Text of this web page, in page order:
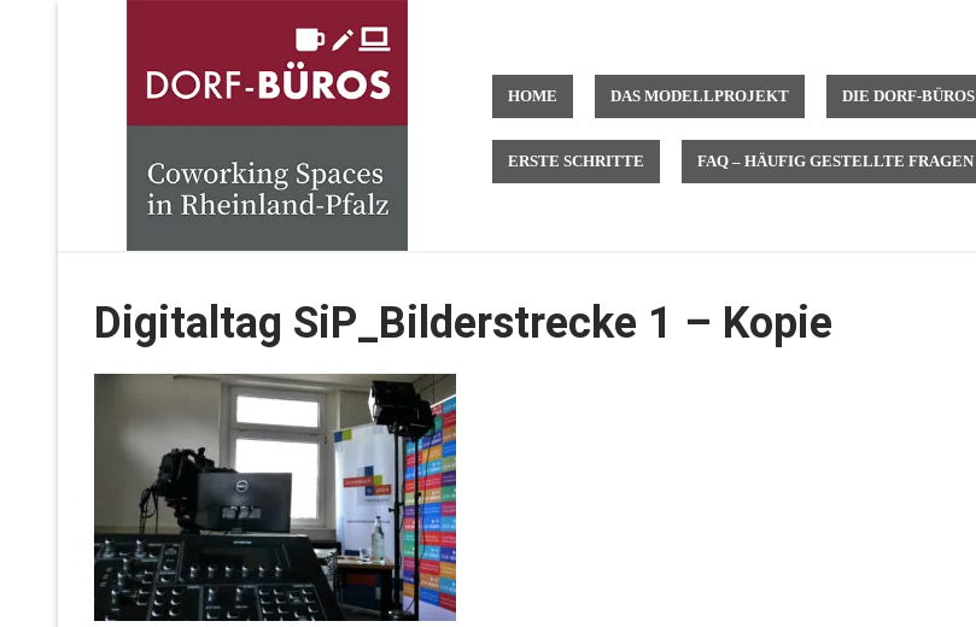
HOME DAS MODELLPROJEKT DIE DORF-BÜROS
ERSTE SCHRITTE FAQ – HÄUFIG GESTELLTE FRAGEN
Digitaltag SiP_Bilderstrecke 1 – Kopie